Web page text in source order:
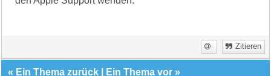
Zitieren
« Ein Thema zurück Ein Thema vor »